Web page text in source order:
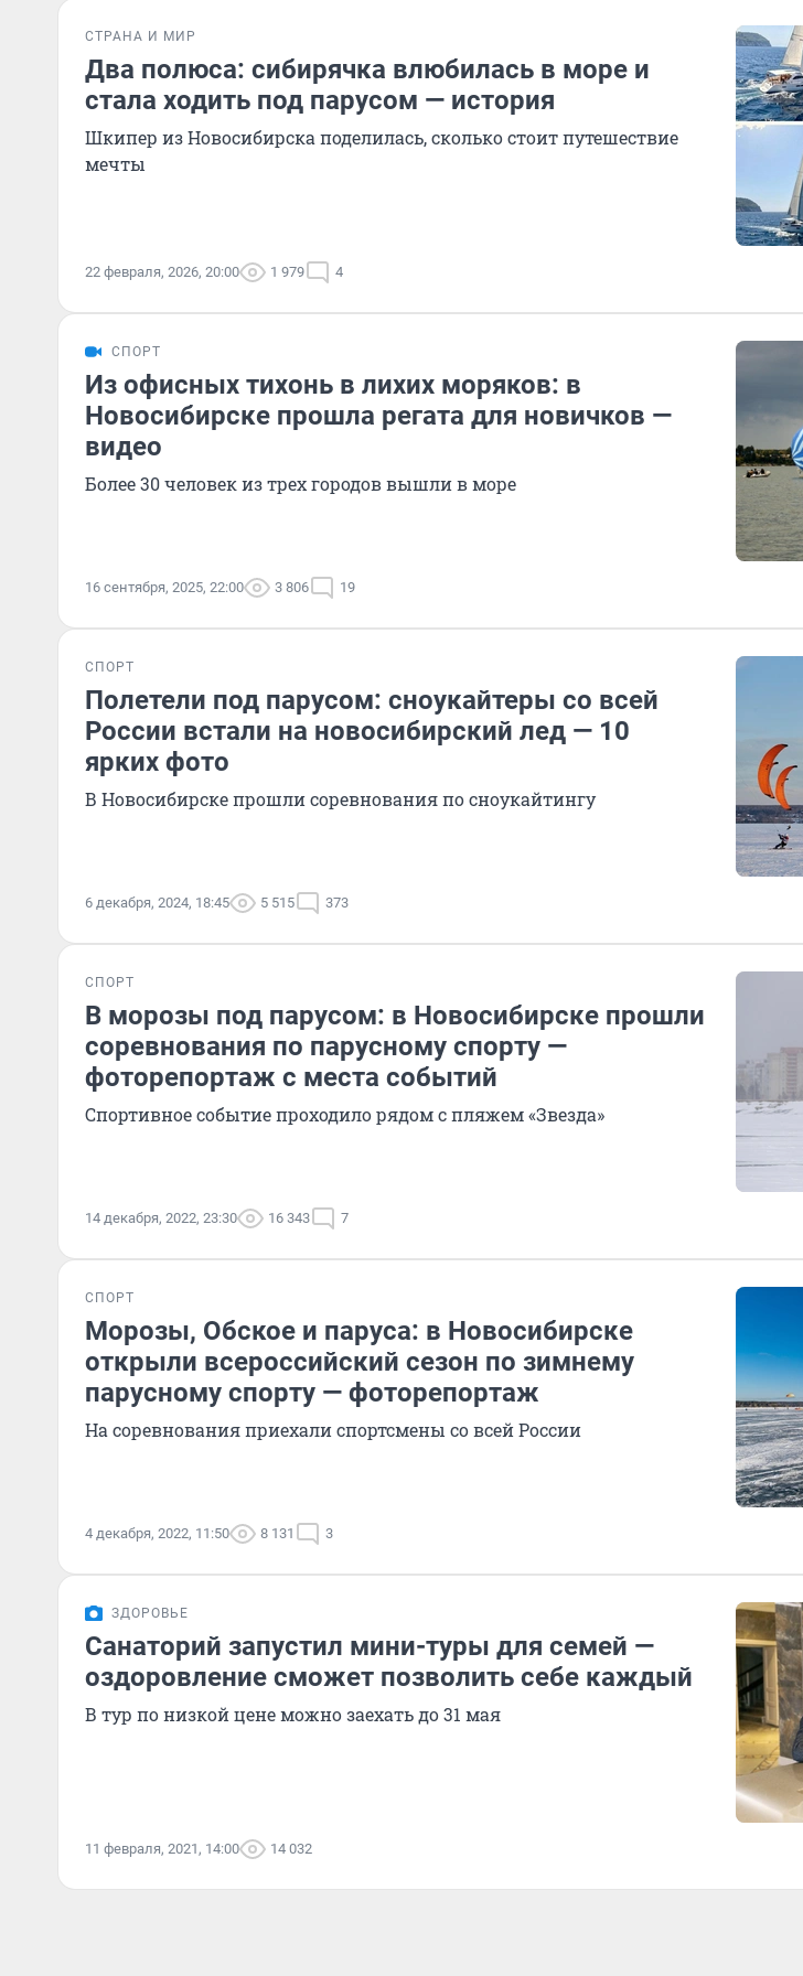
СТРАНА И МИР
Два полюса: сибирячка влюбилась в море и
стала ходить под парусом — история
Шкипер из Новосибирска поделилась, сколько стоит путешествие
мечты
22 февраля, 2026, 20:00 1 979 4
СПОРТ
Из офисных тихонь в лихих моряков: в
Новосибирске прошла регата для новичков —
видео
Более 30 человек из трех городов вышли в море
16 сентября, 2025, 22:00 3 806 19
СПОРТ
Полетели под парусом: сноукайтеры со всей
России встали на новосибирский лед — 10
ярких фото
В Новосибирске прошли соревнования по сноукайтингу
6 декабря, 2024, 18:45 5 515 373
СПОРТ
В морозы под парусом: в Новосибирске прошли
соревнования по парусному спорту —
фоторепортаж с места событий
Спортивное событие проходило рядом с пляжем «Звезда»
14 декабря, 2022, 23:30 16 343 7
СПОРТ
Морозы, Обское и паруса: в Новосибирске
открыли всероссийский сезон по зимнему
парусному спорту — фоторепортаж
На соревнования приехали спортсмены со всей России
4 декабря, 2022, 11:50 8 131 3
ЗДОРОВЬЕ
Санаторий запустил мини-туры для семей —
оздоровление сможет позволить себе каждый
В тур по низкой цене можно заехать до 31 мая
11 февраля, 2021, 14:00 14 032